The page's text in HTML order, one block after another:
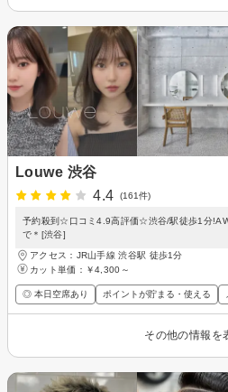
Louwe 渋谷
4.4
(161件)
予約殺到☆口コミ4.9高評価☆渋谷/駅徒歩1分
で＊[渋谷]
アクセス：JR山手線 渋谷駅 徒歩1分
カット単価： ￥4,300～
◎ 本日空席あり ポイントが貯まる・使える
その他の情報を